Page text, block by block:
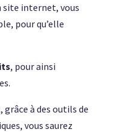
site internet, vous
pour qu’elle
, pour ainsi
grâce à des outils de
vous saurez